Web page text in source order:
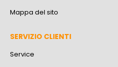
Mappa del sito
SERVIZIO CLIENTI
Service